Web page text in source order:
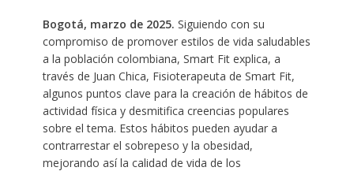
Bogotá, marzo de 2025. Siguiendo con su
compromiso de promover estilos de vida saludables
a la población colombiana, Smart Fit explica, a
través de Juan Chica, Fisioterapeuta de Smart Fit,
algunos puntos clave para la creación de hábitos de
actividad física y desmitifica creencias populares
sobre el tema. Estos hábitos pueden ayudar a
contrarrestar el sobrepeso y la obesidad,
mejorando así la calidad de vida de los